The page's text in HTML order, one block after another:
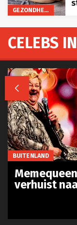
GEZONDHEID
CELEBS

BUITENLAND
verhuist